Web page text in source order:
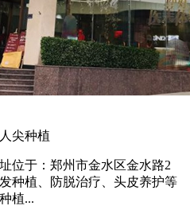
尖种植
位于：郑州市金水区金水路2
种植、防脱治疗、头皮养护等
植...